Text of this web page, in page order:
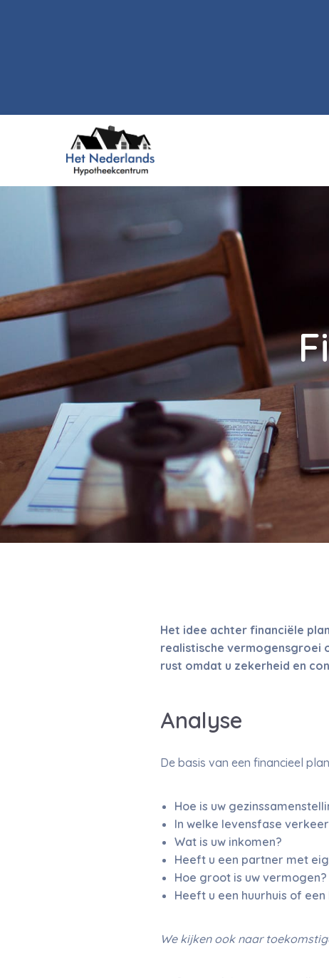
Het idee achter financiële
realistische vermogensgroei
rust omdat u zekerheid en
Analyse
De basis van een financieel
Hoe is uw
In welke levensfase
Wat is uw inkomen?
Heeft u een partner met
Hoe groot is uw vermogen?
Heeft u een huurhuis of
We kijken ook naar